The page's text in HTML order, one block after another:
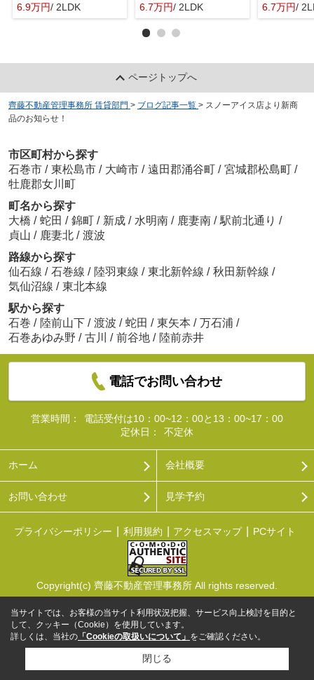
6.9万円/ 2LDK
6.7万円/ 2LDK 6.7万円/
ページトップへ
齊藤不動産管理事務所 賃貸部門 > ブログ記事一覧 > スノーアイス店より新商
品のお知らせ！
市区町村から探す
石巻市 / 東松島市 / 大崎市 / 遠田郡涌谷町 / 宮城郡松島町 /
牡鹿郡女川町
町名から探す
大橋 / 蛇田 / 錦町 / 新成 / 水明南 / 鹿妻南 / 駅前北通り /
貞山 / 鹿妻北 / 渡波
路線から探す
仙石線 / 石巻線 / 陸羽東線 / 東北新幹線 / 秋田新幹線 /
気仙沼線 / 東北本線
駅から探す
石巻 / 陸前山下 / 渡波 / 蛇田 / 東矢本 / 万石浦 /
石巻あゆみ野 / 古川 / 前谷地 / 陸前赤井
電話でお問い合わせ
営業時間：
電話受付は10：00~12：00と13：00~17：00
定休日：
不定休
ホーム 会社概要
お問い合わせ 見学予約
プライバシーポリシー 利用規約 アクセスマップ PCサイト
Copyright(c) 齊藤不動産管理事務所 All rights reserved.
当サイトでは、お客様の当サイト利用状況把握、サービス向上検討を目的と
して、クッキー（Cookie）を使用しています。
詳しくは、当社の 「Cookieの取扱いについて」 をご確認ください。
閉じる